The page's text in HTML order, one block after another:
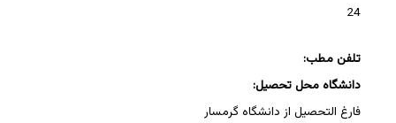
24
تلفن مطب:
دانشگاه محل تحصیل:
فارغ التحصیل از دانشگاه گرمسار